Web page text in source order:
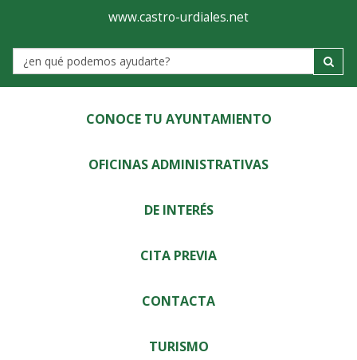
Ayuntamiento
de
Castro-
Urdiales
www.castro-urdiales.net
Label
CONOCE TU AYUNTAMIENTO
OFICINAS ADMINISTRATIVAS
DE INTERÉS
CITA PREVIA
CONTACTA
TURISMO